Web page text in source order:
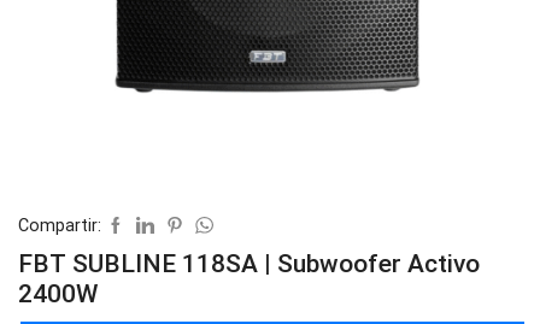
Compartir:
FBT SUBLINE 118SA | Subwoofer Activo
2400W